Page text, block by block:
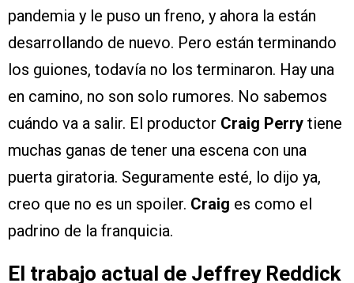
pandemia y le puso un freno, y ahora la están
desarrollando de nuevo. Pero están terminando
los guiones, todavía no los terminaron. Hay una
en camino, no son solo rumores. No sabemos
cuándo va a salir. El productor Craig Perry tiene
muchas ganas de tener una escena con una
puerta giratoria. Seguramente esté, lo dijo ya,
creo que no es un spoiler. Craig es como el
padrino de la franquicia.
El trabajo actual de Jeffrey Reddick